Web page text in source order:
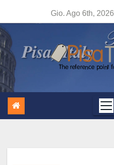
contenuto
Gio. Ago 6th, 2026